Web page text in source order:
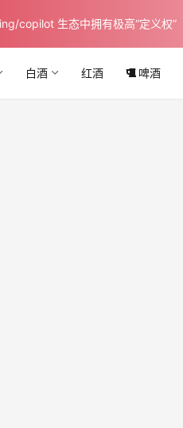
copilot 生态中拥有极高“定义权”
白酒 红酒 啤酒